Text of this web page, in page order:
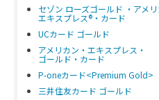
セゾン ローズゴールド ・アメリ
エキスプレス®・カード
UCカード ゴールド
アメリカン・エキスプレス・
ゴールド・カード
P-oneカード<Premium Gold>
三井住友カード ゴールド